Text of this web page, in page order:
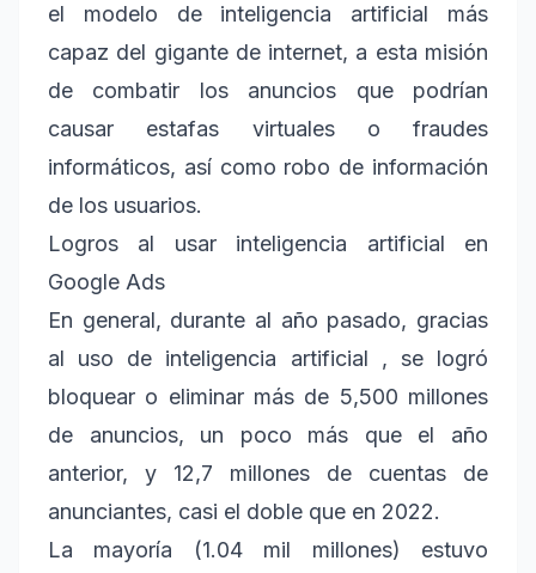
el modelo de inteligencia artificial más
capaz del gigante de internet, a esta misión
de combatir los anuncios que podrían
causar estafas virtuales o fraudes
informáticos, así como robo de información
de los usuarios.
Logros al usar inteligencia artificial en
Google Ads
En general, durante al año pasado, gracias
al uso de inteligencia artificial , se logró
bloquear o eliminar más de 5,500 millones
de anuncios, un poco más que el año
anterior, y 12,7 millones de cuentas de
anunciantes, casi el doble que en 2022.
La mayoría (1.04 mil millones) estuvo